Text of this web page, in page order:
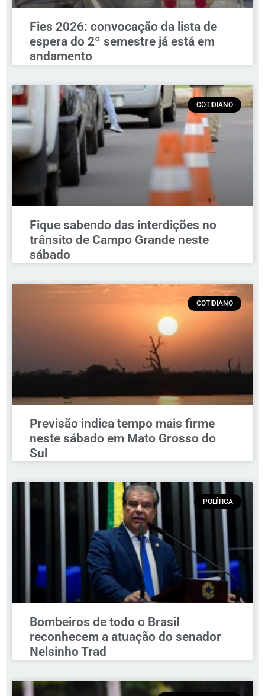
Fies 2026: convocação da lista de
espera do 2º semestre já está em
andamento
COTIDIANO
Fique sabendo das interdições no
trânsito de Campo Grande neste
sábado
COTIDIANO
Previsão indica tempo mais firme
neste sábado em Mato Grosso do
Sul
POLÍTICA
Bombeiros de todo o Brasil
reconhecem a atuação do senador
Nelsinho Trad